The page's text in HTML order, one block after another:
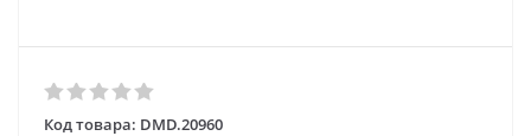
Код товара: DMD.20960